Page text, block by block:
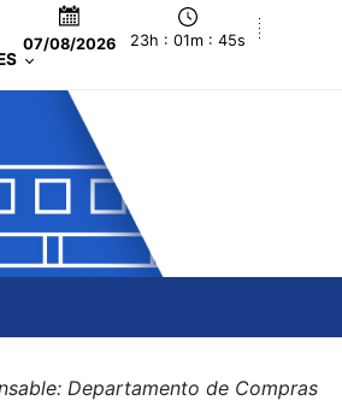
07/08/2026 23h : 01m : 45s
Departamento de Compras